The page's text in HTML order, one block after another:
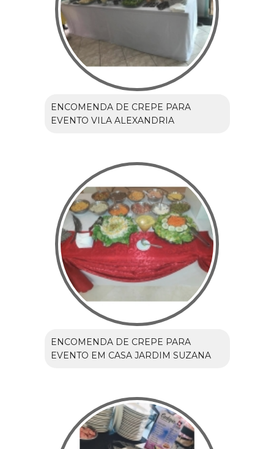
ENCOMENDA DE CREPE PARA
EVENTO VILA ALEXANDRIA
ENCOMENDA DE CREPE PARA
EVENTO EM CASA JARDIM SUZANA